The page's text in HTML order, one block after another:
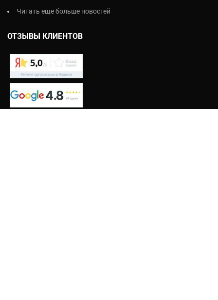
Читать еще больше новостей
ОТЗЫВЫ КЛИЕНТОВ